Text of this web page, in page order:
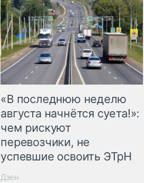
«В последнюю неделю
августа начнётся суета!»:
чем рискуют
перевозчики, не
успевшие освоить ЭТрН
Дзен